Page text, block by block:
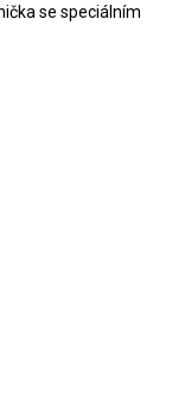
se speciálním